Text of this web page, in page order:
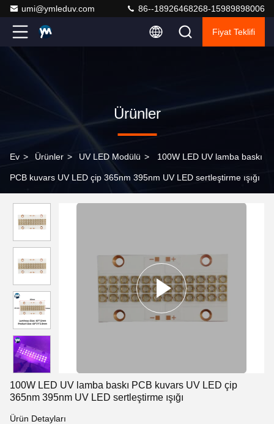
umi@ymleduv.com 86--18926468268-15989898006
Fiyat Teklifi
Ürünler
Ev > Ürünler > UV LED Modülü > 100W LED UV lamba baskı
PCB kuvars UV LED çip 365nm 395nm UV LED sertleştirme ışığı
100W LED UV lamba baskı PCB kuvars UV LED çip
365nm 395nm UV LED sertleştirme ışığı
Ürün Detayları